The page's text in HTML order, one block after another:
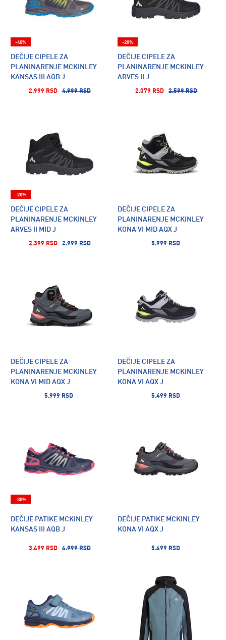
DEČIJE CIPELE ZA
PLANINARENJE MCKINLEY
KANSAS III AQB J
2.999 RSD 4.999 RSD
-40%
DEČIJE CIPELE ZA
PLANINARENJE MCKINLEY
ARVES II J
2.079 RSD 2.599 RSD
-20%
DEČIJE CIPELE ZA
PLANINARENJE MCKINLEY
ARVES II MID J
2.399 RSD 2.999 RSD
-20%
DEČIJE CIPELE ZA
PLANINARENJE MCKINLEY
KONA VI MID AQX J
5.999 RSD
DEČIJE CIPELE ZA
PLANINARENJE MCKINLEY
KONA VI MID AQX J
5.999 RSD
DEČIJE CIPELE ZA
PLANINARENJE MCKINLEY
KONA VI AQX J
5.499 RSD
DEČIJE PATIKE MCKINLEY
KANSAS III AQB J
3.499 RSD 4.999 RSD
-30%
DEČIJE PATIKE MCKINLEY
KONA VI AQX J
5.499 RSD